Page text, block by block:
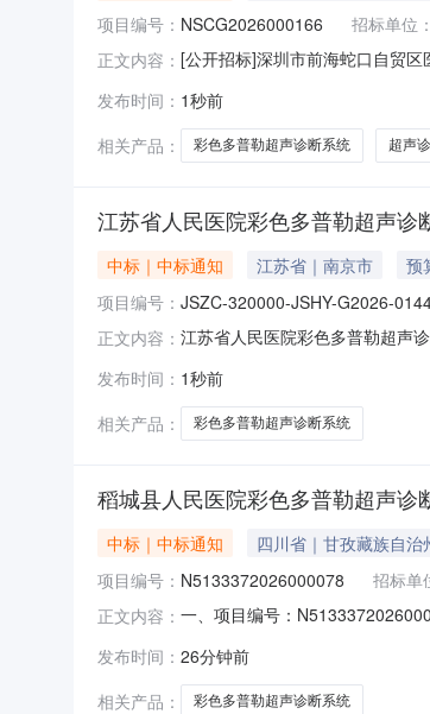
项目编号： NSCG2026000166 招标单位：
正文内容： [公开招标]深圳市前海蛇口自贸
号102室中标（成交）金额：
五、评
发布时间： 1秒前
相关产品：
彩色多普勒超声诊断系统 超声
江苏省人民医院彩色多普勒超声诊
中标｜中标通知 江苏省｜南京市 预
项目编号： JSZC-320000-JSHY-G2026-
正文内容： 江苏省人民医院彩色多普勒超声
3号A1幢615、619室90（均分制
发布时间： 1秒前
相关产品：
彩色多普勒超声诊断系统
稻城县人民医院彩色多普勒超声
中标｜中标通知 四川省｜甘孜藏族自治
项目编号： N5133372026000078 招标单
正文内容： 一、项目编号：
疗科技有限公司）品目编号品目
发布时间： 26分钟前
相关产品：
彩色多普勒超声诊断系统